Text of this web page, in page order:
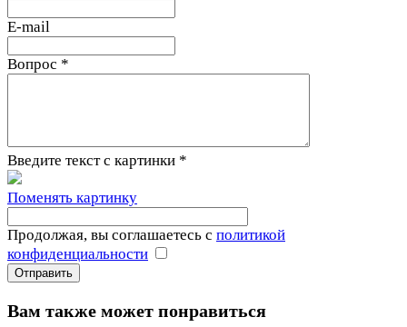
E-mail
Вопрос *
Введите текст с картинки *
Поменять картинку
Продолжая, вы соглашаетесь с политикой
конфиденциальности
Вам также может понравиться